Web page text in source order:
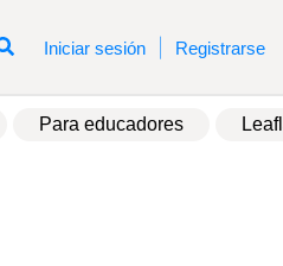
Iniciar sesión Registrarse
Para educadores